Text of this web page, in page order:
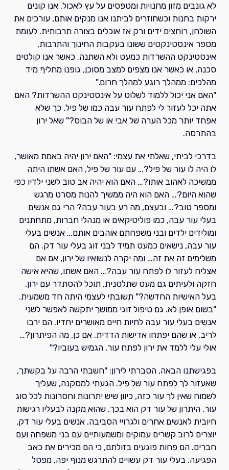
לא גונבים מזון מחנויות ומטפסים על עץ לאכול. אנו קונים
ירקות בחנות וכשחוזרים לביתנו אנו מנקים אותם, עורכים את
השולחן, רוחצים ידים ורק אז אוכלים בצורה תרבותית. לעומת
מספר אינסטינקטים ששונו בעקבות החינוך והתרבות,
אינסטינקט ההשרדות כמעט ולא השתנה. כאשר אנו קולטים
סכנה, או כאשר אנו מצפים למצב מסוכן, גופנו מחליף מיד
מהלכים: ממהלך רוגע למהלך חרום."
"האם אני יכול ללמוד לשלוט על אינסטינקט ההשרדות? האם
אתה יכל לעזור לי לפתח עור עבה כמו של פיל, כך שלא
אפחד יותר מכל הערה של אבי או של הבוס?" שאל ירון
בהתרסה.
בדרכי לביתי, שאלתי את עצמי: "האם ירון יהיה באמת מאושר,
לו היה לו עור של פיל?… עם עור של פיל, האם אשתו היתה
ממשיכה לאהוב אותו?… האם הוא יהיה אב טוב לשני ילדיו כפי
שהוא היום?… האם הוא היה ממשיך להנות מסרט מרגש
ומספר טוב?… ובעצם, מה רע בעור עבה? הרי גם אנשים
בעלי עור עבה, כמו פוליטיקאים או מנהלי חברות, מתחתנים
ומולידים ילדים ובני משפחתם אוהבים אותם… אנשים בעלי
עור עבה, נישאים כמעט תמיד לבני זוג בעלי עור דק. הם
משלימים זה את זה… ומה יקרה לנשואיו של ירון, אם אם
אצליח לעזור לו לפתח עור עבה?… האם אשתו, שהיא אישה
חזקה ולעיתים גם מעט שתלטנית, תוכל להסתדר עם ירון,
בעל האישיות החדשה?" תשובתי לעצמי היתה חד משמעית.
"בשום אופן לא. גם טיפול זוגי ממושך יתקשה לאפשר לשני
אנשים בעלי עור עבה לחיות חיים מאושרים יחדיו. הם ירבו
לריב, או שהם יפתחו אדישות הדדית. אם כן, מה הפיתרון?…
אולי עלי ללמד את ירון לפתח עור, הגמיש בעוביו?"
בפגישתנו הבאה, הסברתי לירון: "חשבתי הרבה על בקשתך,
שאעזור לך לפתח עור של פיל. הגעתי למסקנה, שעליך
לשמוח שאין לך עור כזה, כיוון שיש יתרונות וחסרונות לכל סוג
עור. היתרון של עור דק הוא בכך, שהוא מקנה לבעליו רגישות
חיובית לאנשים אחרים ולגרויי הסביבה. אנשים בעלי עור דק,
יוצרים לרוב קשרים עמוקים ומשמעותיים עם בני משפחה ועם
חברים. הם פחות פוגעים בזולתם, כי הם מכירים את כאב
הפגיעה. בעלי עור דק עשויים להתרגש מנוף יפה, מפסל